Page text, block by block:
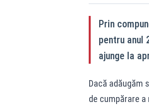
Prin
pentru anul
ajunge la
Dacă adăugăm
de cumpărare a